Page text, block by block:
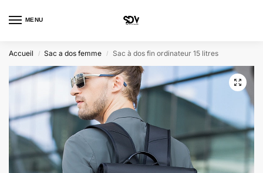
MENU
Accueil / Sac a dos femme / Sac à dos fin ordinateur 15 litres